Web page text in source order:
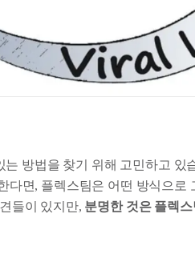
방법을 찾기 위해 고민하고 있
다면, 플렉스팀은 어떤 방식으로
들이 있지만, 분명한 것은 플렉스